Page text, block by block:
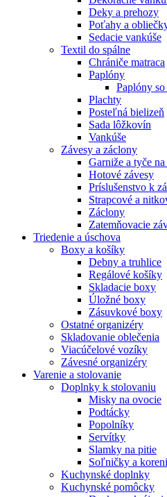
Deky a prehozy
Poťahy a
Sedacie vankúše
Textil do spálne
Chrániče matraca
Paplóny
Paplóny
Plachty
Posteľná bielizeň
Sada lôžkovín
Vankúše
Závesy a záclony
Garniže a tyče
Hotové závesy
Príslušenstvo k
Strapcové a
Záclony
Zatemňovacie
Triedenie a úschova
Boxy a košíky
Debny a truhlice
Regálové košíky
Skladacie boxy
Úložné boxy
Zásuvkové boxy
Ostatné organizéry
Skladovanie oblečenia
Viacúčelové vozíky
Závesné organizéry
Varenie a stolovanie
Doplnky k stolovaniu
Misky na ovocie
Podtácky
Popolníky
Servítky
Slamky na pitie
Soľničky a
Kuchynské doplnky
Kuchynské pomôcky